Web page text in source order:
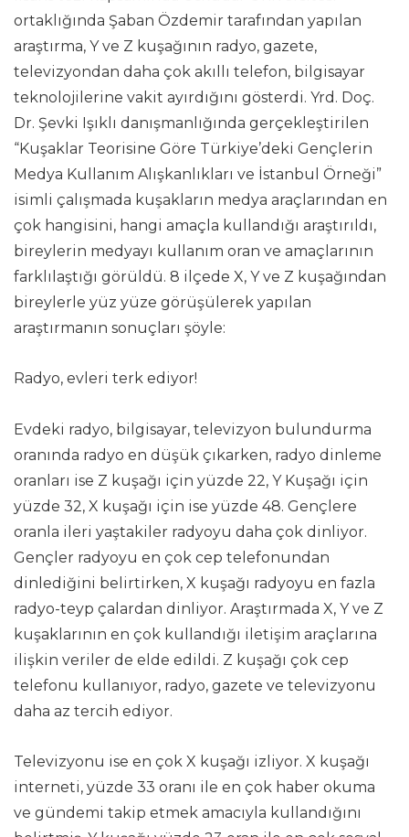
ortaklığında Şaban Özdemir tarafından yapılan
araştırma, Y ve Z kuşağının radyo, gazete,
televizyondan daha çok akıllı telefon, bilgisayar
teknolojilerine vakit ayırdığını gösterdi. Yrd. Doç.
Dr. Şevki Işıklı danışmanlığında gerçekleştirilen
“Kuşaklar Teorisine Göre Türkiye’deki Gençlerin
Medya Kullanım Alışkanlıkları ve İstanbul Örneği”
isimli çalışmada kuşakların medya araçlarından en
çok hangisini, hangi amaçla kullandığı araştırıldı,
bireylerin medyayı kullanım oran ve amaçlarının
farklılaştığı görüldü. 8 ilçede X, Y ve Z kuşağından
bireylerle yüz yüze görüşülerek yapılan
araştırmanın sonuçları şöyle:
Radyo, evleri terk ediyor!
Evdeki radyo, bilgisayar, televizyon bulundurma
oranında radyo en düşük çıkarken, radyo dinleme
oranları ise Z kuşağı için yüzde 22, Y Kuşağı için
yüzde 32, X kuşağı için ise yüzde 48. Gençlere
oranla ileri yaştakiler radyoyu daha çok dinliyor.
Gençler radyoyu en çok cep telefonundan
dinlediğini belirtirken, X kuşağı radyoyu en fazla
radyo-teyp çalardan dinliyor. Araştırmada X, Y ve Z
kuşaklarının en çok kullandığı iletişim araçlarına
ilişkin veriler de elde edildi. Z kuşağı çok cep
telefonu kullanıyor, radyo, gazete ve televizyonu
daha az tercih ediyor.
Televizyonu ise en çok X kuşağı izliyor. X kuşağı
interneti, yüzde 33 oranı ile en çok haber okuma
ve gündemi takip etmek amacıyla kullandığını